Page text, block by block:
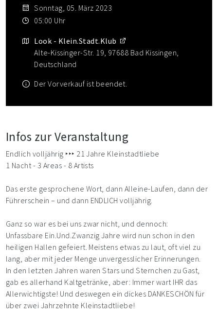
Sonntag, 05. März 2023
05:00 Uhr
Look - Klein.Stadt.Klub
Alte-Kissinger-Str. 19, 97688 Bad Kissingen,
Deutschland
Der Vorverkauf ist beendet.
Infos zur Veranstaltung
Endlich volljährig ‣‣‣ 21 Jahre Kleinstadtliebe
1 Nacht - 3 Areas - 8 Artists
Das erste gesprochene Wort, dann Alleine-Laufen, dann der
Führerschein – und dann ENDLICH volljährig.
Ganz so war es bei uns zwar nicht, und dennoch:
Unfassbare Ein.Und.Zwanzig Jahre wird nun schon in den
heiligen Hallen gefeiert. Meistens etwas zu laut, oft viel zu
lang, aber mit jeder Menge unvergesslicher Erinnerungen.
In den letzten Jahren waren Stars und Sternchen zu Gast,
gab es allerhand Kaltgetränke, aber: Immer wart IHR das
Allerwichtigste! Und deswegen ein dickes DANKESCHÖN für
über zwei Jahrzehnte Kleinstadtliebe!